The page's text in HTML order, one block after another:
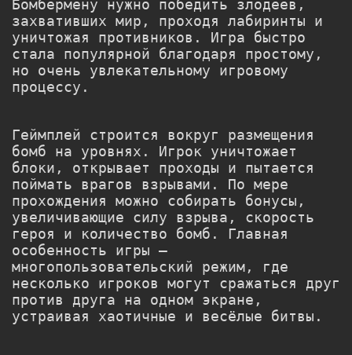
Бомбермену нужно победить злодеев,
захвативших мир, проходя лабиринты и
уничтожая противников. Игра быстро
стала популярной благодаря простому,
но очень увлекательному игровому
процессу.
Геймплей строится вокруг размещения
бомб на уровнях. Игрок уничтожает
блоки, открывает проходы и пытается
поймать врагов взрывами. По мере
прохождения можно собирать бонусы,
увеличивающие силу взрыва, скорость
героя и количество бомб. Главная
особенность игры —
многопользовательский режим, где
несколько игроков могут сражаться друг
против друга на одном экране,
устраивая хаотичные и весёлые битвы.